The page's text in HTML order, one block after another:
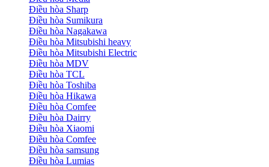
Điều hòa Sharp
Điều hòa Sumikura
Điều hòa Nagakawa
Điều hòa Mitsubishi heavy
Điều hòa Mitsubishi Electric
Điều hòa MDV
Điều hòa TCL
Điều hòa Toshiba
Điều hòa Hikawa
Điều hòa Comfee
Điều hòa Dairry
Điều hòa Xiaomi
Điều hòa Comfee
Điều hòa samsung
Điều hòa Lumias